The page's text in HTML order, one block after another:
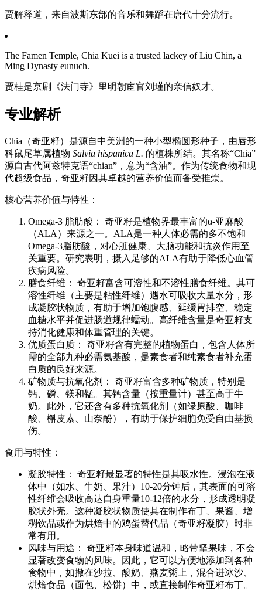
贾解释道，来自波斯东部的音乐和舞蹈在唐代十分流行。
The Famen Temple, Chia Kuei is a trusted lackey of Liu Chin, a
Ming Dynasty eunuch.
贾桂是京剧《法门寺》里明朝宦官刘瑾的亲信奴才。
专业解析
Chia（奇亚籽）是源自中美洲的一种小型椭圆形种子，由唇形
科鼠尾草属植物 Salvia hispanica L. 的植株所结。其名称“Chia”
源自古代阿兹特克语“chian”，意为“含油”。作为传统食物和现
代超级食品，奇亚籽因其卓越的营养价值而备受推崇。
核心营养价值与特性：
Omega-3 脂肪酸： 奇亚籽是植物界最丰富的α-亚麻酸
（ALA）来源之一。ALA是一种人体必需的多不饱和
Omega-3脂肪酸，对心脏健康、大脑功能和抗炎作用至
关重要。研究表明，摄入足够的ALA有助于降低心血管
疾病风险。
膳食纤维： 奇亚籽富含可溶性和不溶性膳食纤维。其可
溶性纤维（主要是粘性纤维）遇水可吸收大量水分，形
成凝胶状物质，有助于增加饱腹感、延缓胃排空、稳定
血糖水平并促进肠道规律蠕动。高纤维含量是奇亚籽支
持消化健康和体重管理的关键。
优质蛋白质： 奇亚籽含有完整的植物蛋白，包含人体所
需的全部九种必需氨基酸，是素食者和纯素食者补充蛋
白质的良好来源。
矿物质与抗氧化剂： 奇亚籽富含多种矿物质，特别是
钙、磷、镁和锰。其钙含量（按重量计）甚至高于牛
奶。此外，它还含有多种抗氧化剂（如绿原酸、咖啡
酸、槲皮素、山奈酚），有助于保护细胞免受自由基损
伤。
食用与特性：
凝胶特性： 奇亚籽最显著的特性是其吸水性。浸泡在液
体中（如水、牛奶、果汁）10-20分钟后，其表面的可溶
性纤维会吸收高达自身重量10-12倍的水分，形成透明凝
胶状外壳。这种凝胶状物质使其在制作布丁、果酱、增
稠饮品或作为烘焙中的鸡蛋替代品（奇亚籽凝胶）时非
常有用。
风味与用途： 奇亚籽本身味道温和，略带坚果味，不会
显著改变食物的风味。因此，它可以方便地添加到各种
食物中，如撒在沙拉、酸奶、燕麦粥上，混合进冰沙、
烘焙食品（面包、松饼）中，或直接制作奇亚籽布丁。